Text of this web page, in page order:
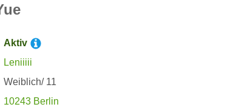
Aktiv
Leniiiii
Weiblich/ 11
10243 Berlin